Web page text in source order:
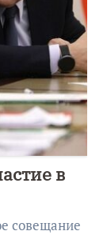
в
совещание